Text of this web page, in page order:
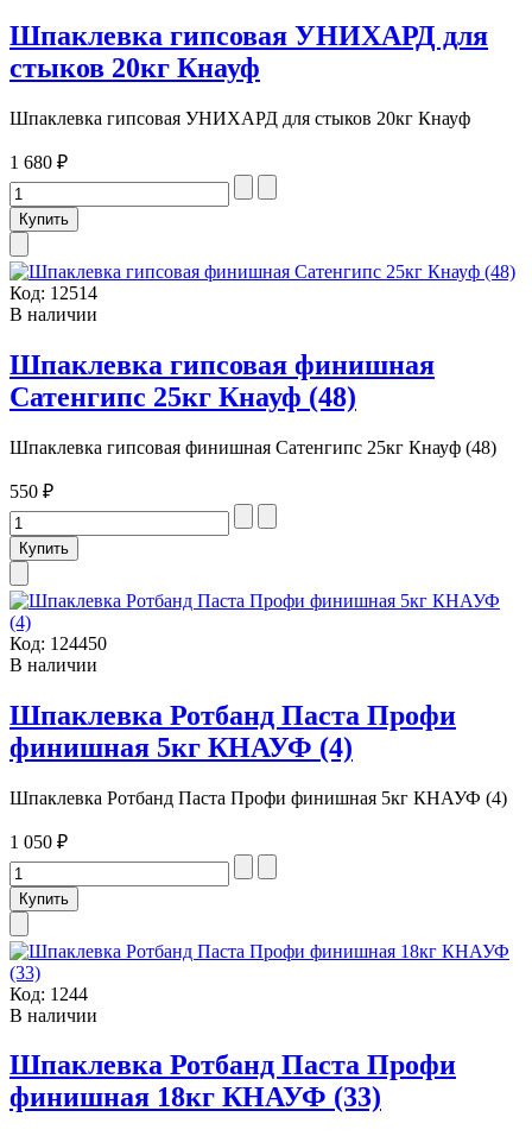
Шпаклевка гипсовая УНИХАРД для
стыков 20кг Кнауф
Шпаклевка гипсовая УНИХАРД для стыков 20кг Кнауф
1 680 ₽
Код: 12514
В наличии
Шпаклевка гипсовая финишная
Сатенгипс 25кг Кнауф (48)
Шпаклевка гипсовая финишная Сатенгипс 25кг Кнауф (48)
550 ₽
Код: 124450
В наличии
Шпаклевка Ротбанд Паста Профи
финишная 5кг КНАУФ (4)
Шпаклевка Ротбанд Паста Профи финишная 5кг КНАУФ (4)
1 050 ₽
Код: 1244
В наличии
Шпаклевка Ротбанд Паста Профи
финишная 18кг КНАУФ (33)